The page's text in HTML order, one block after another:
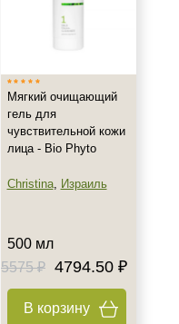
Мягкий очищающий
гель для
чувствительной кожи
лица - Bio Phyto
Christina, Израиль
500 мл
5575 ₽ 4794.50 ₽
В корзину